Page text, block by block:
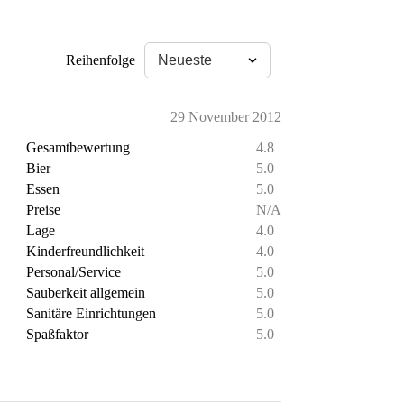
Reihenfolge
29 November 2012
Gesamtbewertung
4.8
Bier
5.0
Essen
5.0
Preise
N/A
Lage
4.0
Kinderfreundlichkeit
4.0
Personal/Service
5.0
Sauberkeit allgemein
5.0
Sanitäre Einrichtungen
5.0
Spaßfaktor
5.0